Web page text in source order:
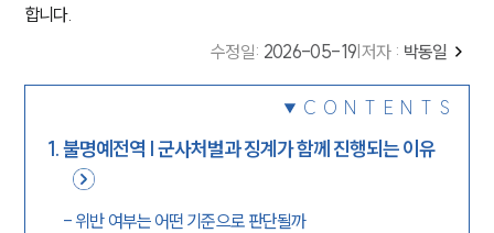
합니다.
수정일: 2026-05-19 저자 : 박동일
CONTENTS
1.불명예전역 | 군사처벌과 징계가 함께 진행되는 이유
- 위반 여부는 어떤 기준으로 판단될까